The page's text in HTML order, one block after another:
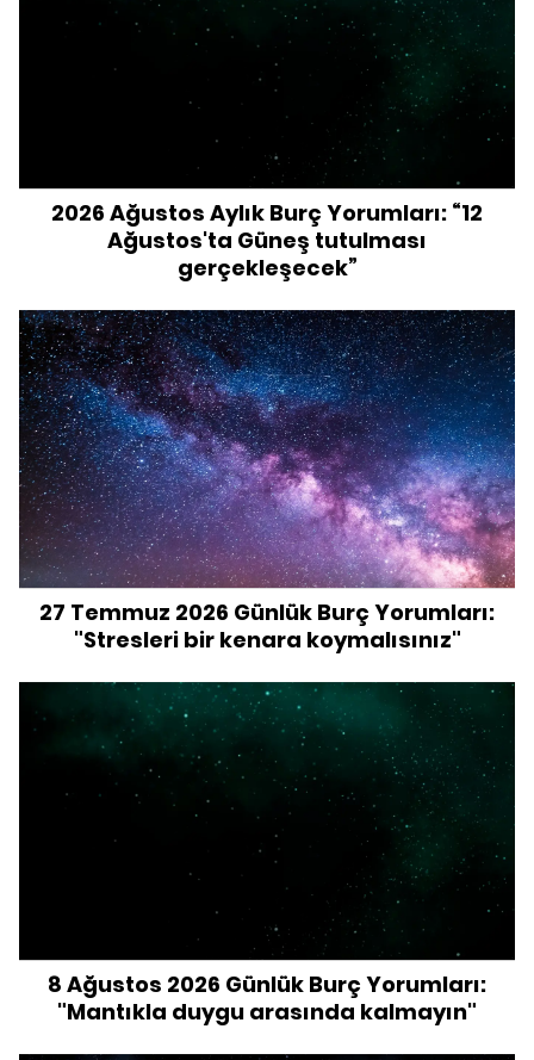
2026 Ağustos Aylık Burç Yorumları: “12
Ağustos'ta Güneş tutulması
gerçekleşecek”
27 Temmuz 2026 Günlük Burç Yorumları:
"Stresleri bir kenara koymalısınız"
8 Ağustos 2026 Günlük Burç Yorumları:
"Mantıkla duygu arasında kalmayın"